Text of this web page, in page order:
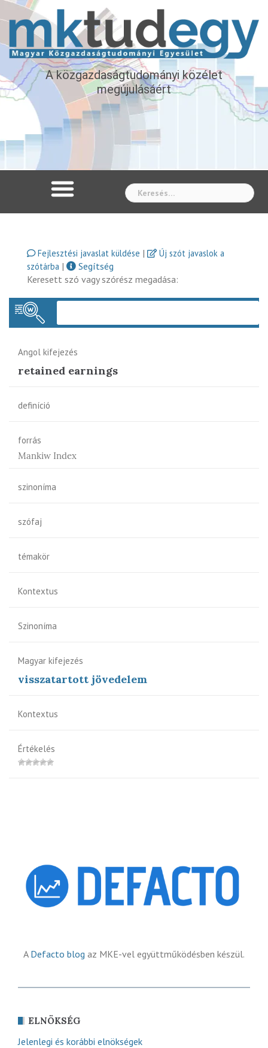
A közgazdaságtudományi közélet
megújulásáért
Fejlesztési javaslat küldése |
Új szót javaslok a
szótárba |
Segítség
Keresett szó vagy szórész megadása:
Angol kifejezés
retained earnings
definíció
forrás
Mankiw Index
szinoníma
szófaj
témakör
Kontextus
Szinoníma
Magyar kifejezés
visszatartott jövedelem
Kontextus
Értékelés
A Defacto blog az MKE-vel együttműködésben készül.
ELNÖKSÉG
Jelenlegi és korábbi elnökségek